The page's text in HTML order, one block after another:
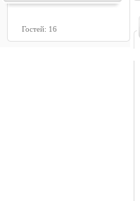
Гостей: 16